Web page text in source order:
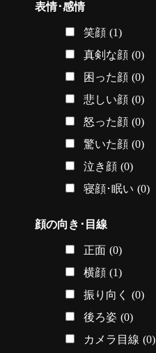
表情･感情
笑顔 (1)
真剣な顔 (0)
困った顔 (0)
悲しい顔 (0)
怒った顔 (0)
驚いた顔 (0)
泣き顔 (0)
寝顔･眠い (0)
顔の向き･目線
正面 (0)
横顔 (1)
振り向く
(0)
後ろ姿 (0)
カメラ目線 (0)